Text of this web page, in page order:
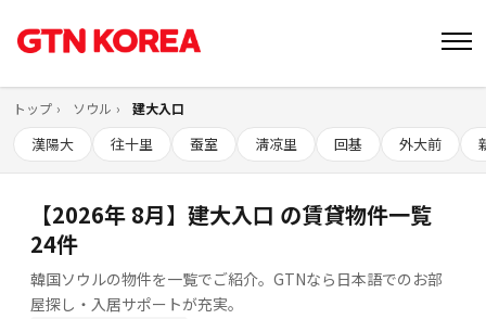
トップ ソウル 建大入口
漢陽大 往十里 蚕室 淸凉里 回基 外大前
【2026年 8月】建大入口 の賃貸物件一覧
24件
韓国ソウルの物件を一覧でご紹介。GTNなら日本語でのお部
屋探し・入居サポートが充実。